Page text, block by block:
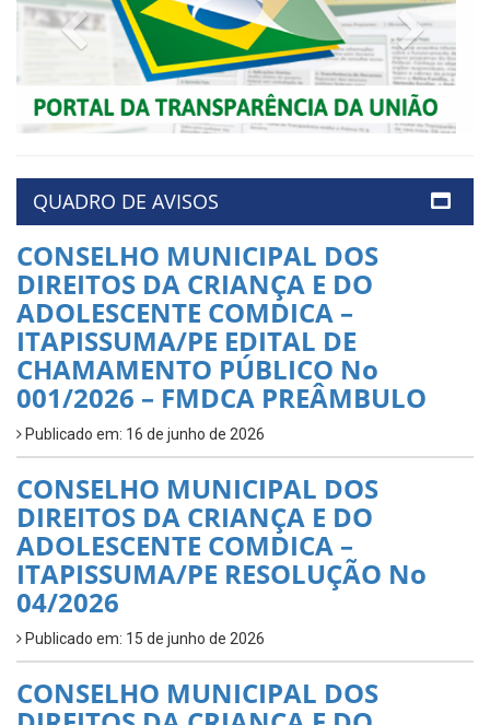
Previous Next
QUADRO DE AVISOS
CONSELHO MUNICIPAL DOS
DIREITOS DA CRIANÇA E DO
ADOLESCENTE COMDICA –
ITAPISSUMA/PE EDITAL DE
CHAMAMENTO PÚBLICO No
001/2026 – FMDCA PREÂMBULO
Publicado em: 16 de junho de 2026
CONSELHO MUNICIPAL DOS
DIREITOS DA CRIANÇA E DO
ADOLESCENTE COMDICA –
ITAPISSUMA/PE RESOLUÇÃO No
04/2026
Publicado em: 15 de junho de 2026
CONSELHO MUNICIPAL DOS